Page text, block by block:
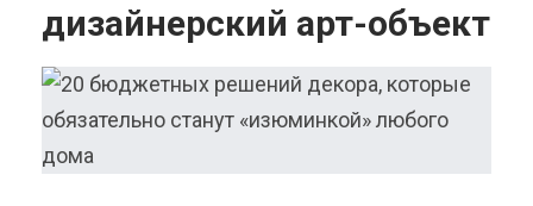
дизайнерский арт-объект